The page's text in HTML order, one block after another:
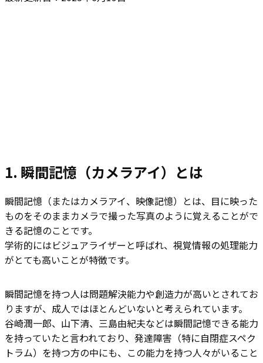
1. 瞬間記憶（カメラアイ）とは
瞬間記憶（またはカメラアイ、映像記憶）とは、目に映った
ものをそのままカメラで撮った写真のように覚えることがで
きる記憶のことです。
学術的にはビジュアライザーと呼ばれ、視覚情報の処理能力
がとても高いことが特徴です。
瞬間記憶を持つ人は問題解決能力や創造力が高いとされてお
りますが、成人ではほとんどいないと考えられています。
谷崎潤一郎、山下清、三島由紀夫などは瞬間記憶できる能力
を持っていたと言われており、発達障害（特に自閉症スペク
トラム）を持つ方の中にも、この能力を持つ人々がいること